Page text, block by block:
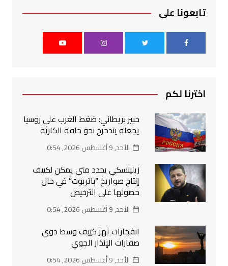
تابعونا على
اخترنا لكم
خبير بريطاني: ضغط الغرب على روسيا
يجعله يتدحرج نحو حافة الكارثة
الأحد, 9 أغسطس 2026, 0:54
زيلينسكي يحدد متى يمكن لكييف
إنتاج صواريخ “باتريوت” في حال
حصولها على الترخيص
الأحد, 9 أغسطس 2026, 0:54
انفجارات تهز كييف وسط دوي
صفارات الإنذار الجوي
الأحد, 9 أغسطس 2026, 0:54